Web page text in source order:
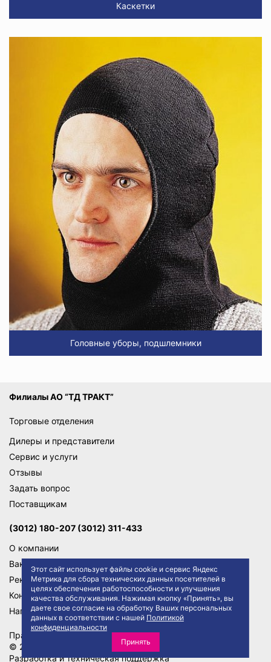
Этот сайт использует файлы cookie и сервис Яндекс
Метрика для сбора технических данных посетителей в
целях обеспечения работоспособности и улучшения
качества обслуживания. Нажимая кнопку «Принять», вы
даете свое согласие на обработку Ваших персональных
данных в соответствии с нашей Политикой
конфиденциальности
Принять
Каскетки
Головные уборы, подшлемники
Филиалы АО “ТД ТРАКТ”
Торговые отделения
Дилеры и представители
Сервис и услуги
Отзывы
Задать вопрос
Поставщикам
(3012) 180-207 (3012) 311-433
О компании
Вакансии
Реквизиты
Контакты
Написать директору
Правила сайта
Политика конфиденциальности
© 2026 АО "ТД ТРАКТ"
Разработка и техническая поддержка